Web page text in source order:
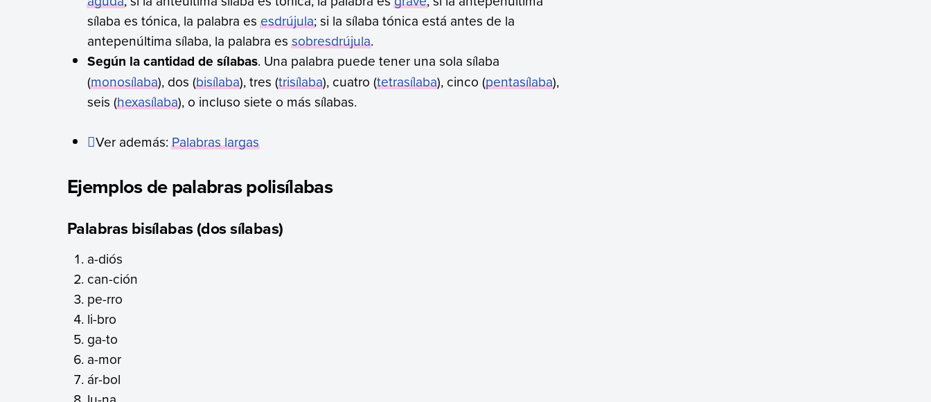
sílaba es tónica, la palabra esesdrújula; si la sílaba tónica está antes de la
antepenúltima sílaba, la palabra essobresdrújula.
Según la cantidad de sílabas. Una palabra puede tener una sola sílaba
(monosílaba), dos (bisílaba), tres (trisílaba), cuatro (tetrasílaba), cinco (pentasílaba),
seis (hexasílaba), o incluso siete o más sílabas.
Ver además:Palabras largas
Ejemplos de palabras polisílabas
Palabras bisílabas (dos sílabas)
a-diós
can-ción
pe-rro
li-bro
ga-to
a-mor
ár-bol